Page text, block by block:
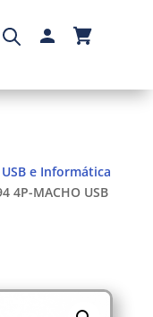
e Informática
4P-MACHO USB